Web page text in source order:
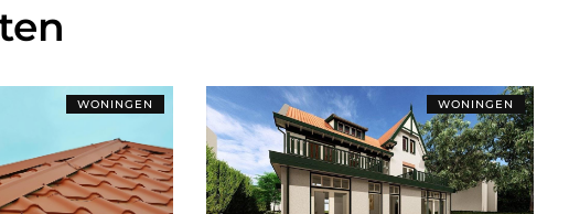
WONINGEN WONINGEN